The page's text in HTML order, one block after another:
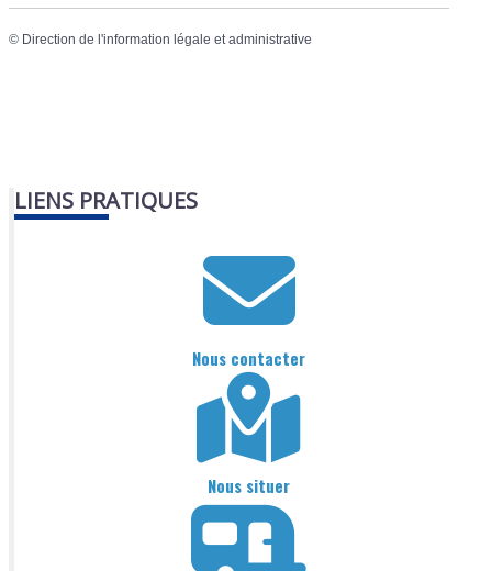
© Direction de l'information légale et administrative
LIENS PRATIQUES
Nous contacter
Nous situer